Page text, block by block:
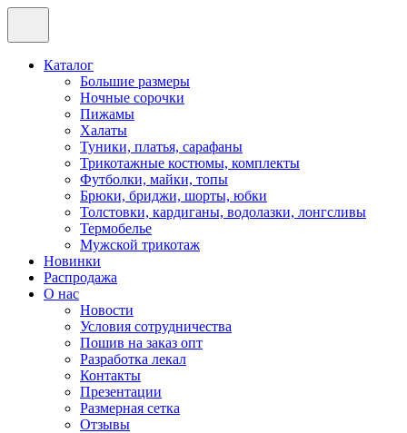
Каталог
Большие размеры
Ночные сорочки
Пижамы
Халаты
Туники, платья, сарафаны
Трикотажные костюмы, комплекты
Футболки, майки, топы
Брюки, бриджи, шорты, юбки
Толстовки, кардиганы, водолазки, лонгсливы
Термобелье
Мужской трикотаж
Новинки
Распродажа
О нас
Новости
Условия сотрудничества
Пошив на заказ опт
Разработка лекал
Контакты
Презентации
Размерная сетка
Отзывы